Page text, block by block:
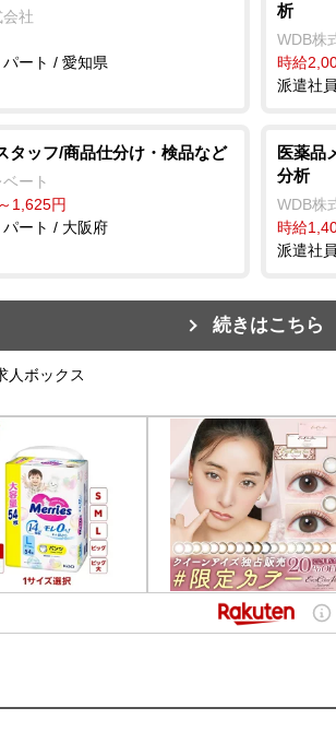
社
ート / 愛知県
析
WDB株
時給
派遣社
タッフ/商品仕分け・検品など
ート
1,625円
ート / 大阪府
医薬品
分析
WDB株
時給
派遣社
続きはこちら
人ボックス